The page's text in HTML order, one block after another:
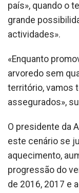
país», quando o
grande
actividades».
«Enquanto
arvoredo sem
território, vamos
assegurados»,
O presidente da
este cenário se
aquecimento,
progressão do
de 2016, 2017 e